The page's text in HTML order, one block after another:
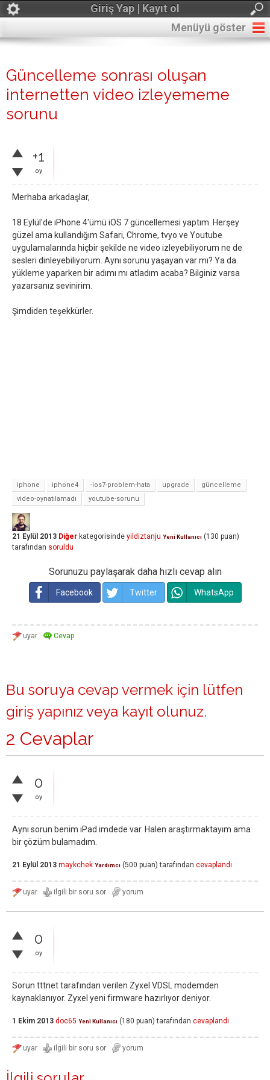
Giriş Yap | Kayıt ol
Menüyü göster
Güncelleme sonrası oluşan
internetten video izleyememe
sorunu
+1
oy
Merhaba arkadaşlar,
18 Eylül'de iPhone 4'ümü iOS 7 güncellemesi yaptım. Herşey
güzel ama kullandığım Safari, Chrome, tvyo ve Youtube
uygulamalarında hiçbir şekilde ne video izleyebiliyorum ne de
sesleri dinleyebiliyorum. Aynı sorunu yaşayan var mı? Ya da
yükleme yaparken bir adımı mı atladım acaba? Bilginiz varsa
yazarsanız sevinirim.
Şimdiden teşekkürler.
iphone iphone4 -ios7-problem-hata upgrade
güncelleme
video-oynatılamadı
youtube-sorunu
21 Eylül 2013 Diğer kategorisinde yildiztanju Yeni Kullanıcı (130 puan)
tarafından soruldu
Sorunuzu paylaşarak daha hızlı cevap alın
Facebook Twitter WhatsApp
Bu soruya cevap vermek için lütfen
giriş yapınız veya kayıt olunuz.
2 Cevaplar
0
oy
Aynı sorun benim iPad imdede var. Halen araştırmaktayım ama
bir çözüm bulamadım.
21 Eylül 2013 maykchek Yardımcı (500 puan) tarafından cevaplandı
0
oy
Sorun tttnet tarafından verilen Zyxel VDSL modemden
kaynaklanıyor. Zyxel yeni firmware hazırlıyor deniyor.
1 Ekim 2013 doc65 Yeni Kullanıcı (180 puan) tarafından cevaplandı